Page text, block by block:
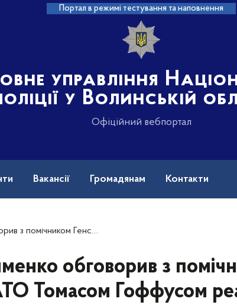
Портал в режимі тестування та наповнення
управління
у Волинській
Офіційний вебпортал
Вакансії Громадянам Контакти
реалізацію Дорожньої карти взаємосумісності України з Альянсом
обговорив з
Томасом Гоффусом